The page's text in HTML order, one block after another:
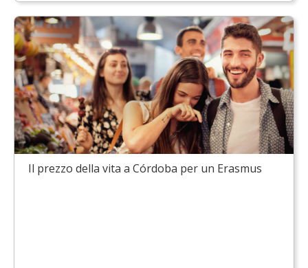
Il prezzo della vita a Córdoba per un Erasmus